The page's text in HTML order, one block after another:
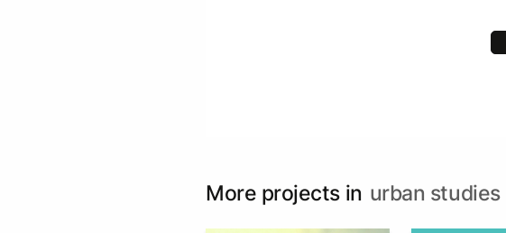
More projects in urban studies